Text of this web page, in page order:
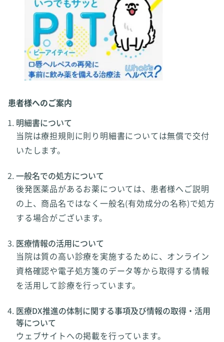
患者様へのご案内
明細書について
当院は療担規則に則り明細書については無償で交付
いたします。
一般名での処方について
後発医薬品があるお薬については、患者様へご説明
の上、商品名ではなく一般名(有効成分の名称)で処方
する場合がございます。
医療情報の活用について
当院は質の高い診療を実施するために、オンライン
資格確認や電子処方箋のデータ等から取得する情報
を活用して診療を行っています。
医療DX推進の体制に関する事項及び情報の取得・活用
等について
ウェブサイトへの掲載を行っています。